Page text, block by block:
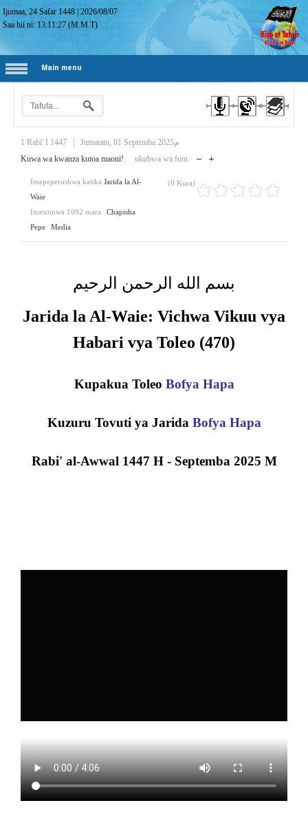
Ijumaa, 24 Safar 1448 |2026/08/07
Saa hii ni: 13:11:28 (M.M.T)
Main menu
1 Rabi' I 1447
Jumatatu, 01 Septemba 2025م
Kuwa wa kwanza kutoa maoni!
ukubwa wa font
Imepeperushwa katika Jarida la Al-
Waie
Imesomwa 1092 mara
Chapisha
Pepe
Media
(0 Kura)
بسم الله الرحمن الرحيم
Jarida la Al-Waie: Vichwa Vikuu vya
Habari vya Toleo (470)
Kupakua Toleo Bofya Hapa
Kuzuru Tovuti ya Jarida Bofya Hapa
Rabi' al-Awwal 1447 H - Septemba 2025 M